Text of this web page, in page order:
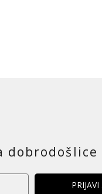
dobrodošlice